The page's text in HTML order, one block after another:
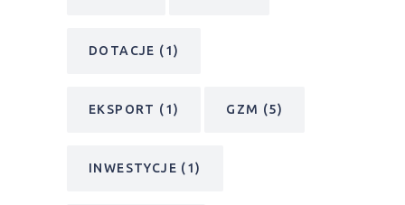
DOTACJE (1)
EKSPORT (1) GZM (5)
INWESTYCJE (1)